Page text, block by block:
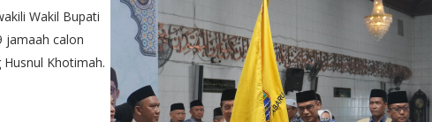
Wakil Bupati
jamaah calon
Khotimah.